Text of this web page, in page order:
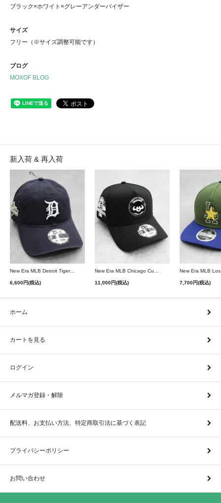
ブラック×ホワイト×グレーアンダーバイザー
サイズ
フリー（※サイズ調整可能です）
ブログ
MOXOF BLOG
新入荷 & 再入荷
New Era MLB Detroit Tigers Postseason 9Twenty Strapback Cap - Navy
6,600円(税込) 11,000円(税込) 7,700円(税込)
ホーム
カートを見る
ログイン
メルマガ登録・解除
配送料、お支払い方法、特定商取引法に基づく表記
プライバシーポリシー
お問い合わせ